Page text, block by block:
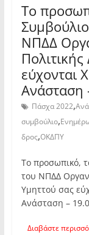
Το
ΝΠΔΔ
εύχονται
Ανάσταση
Πάσχα 2022,
συμβούλιο,
δρος,ΟΚΔΠΥ
Το προσωπικό,
του ΝΠΔΔ
Υμηττού σας
Ανάσταση –
Διαβάστε